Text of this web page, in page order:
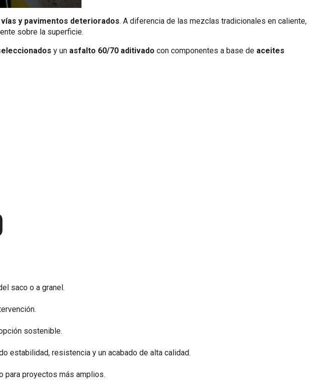
y pavimentos deteriorados. A diferencia de las mezclas tradicionales en caliente,
sobre la superficie.
y un asfalto 60/70 aditivado con componentes a base de aceites
saco o a granel.
sostenible.
estabilidad, resistencia y un acabado de alta calidad.
para proyectos más amplios.